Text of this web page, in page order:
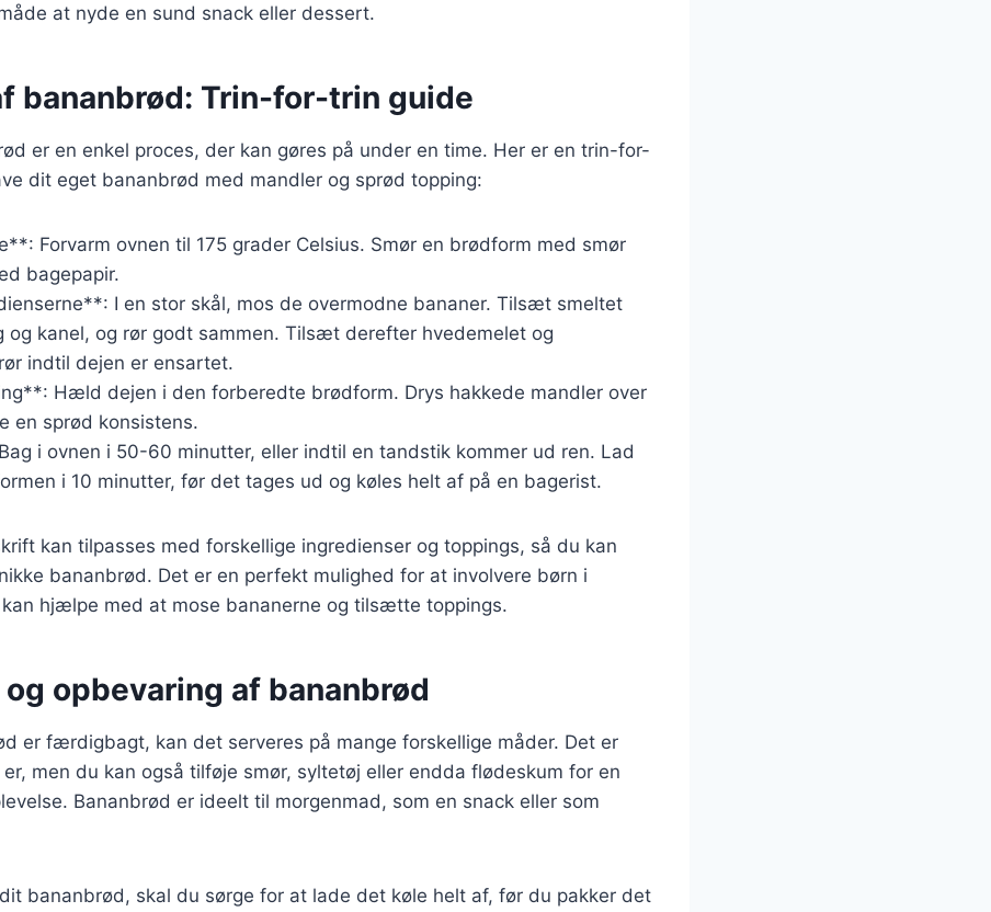
at nyde en sund snack eller dessert.
bananbrød: Trin-for-trin guide
er en enkel proces, der kan gøres på under en time. Her er en trin-for-
dit eget bananbrød med mandler og sprød topping:
Forvarm ovnen til 175 grader Celsius. Smør en brødform med smør
bagepapir.
I en stor skål, mos de overmodne bananer. Tilsæt smeltet
og kanel, og rør godt sammen. Tilsæt derefter hvedemelet og
indtil dejen er ensartet.
Hæld dejen i den forberedte brødform. Drys hakkede mandler over
en sprød konsistens.
i ovnen i 50-60 minutter, eller indtil en tandstik kommer ud ren. Lad
i 10 minutter, før det tages ud og køles helt af på en bagerist.
kan tilpasses med forskellige ingredienser og toppings, så du kan
bananbrød. Det er en perfekt mulighed for at involvere børn i
hjælpe med at mose bananerne og tilsætte toppings.
opbevaring af bananbrød
er færdigbagt, kan det serveres på mange forskellige måder. Det er
men du kan også tilføje smør, syltetøj eller endda flødeskum for en
Bananbrød er ideelt til morgenmad, som en snack eller som
bananbrød, skal du sørge for at lade det køle helt af, før du pakker det